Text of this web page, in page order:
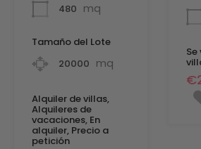
480 mq
Tamaño del Lote
20000 mq
Alquiler de villas,
Alquileres de
vacaciones, En
alquiler, Precio a
petición